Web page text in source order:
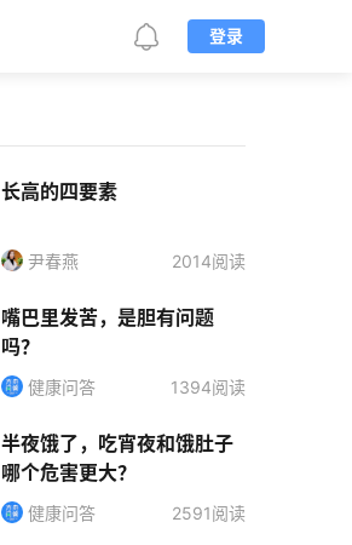
登录
长高的四要素
尹春燕 2014阅读
嘴巴里发苦，是胆有问题
吗？
健康问答 1394阅读
半夜饿了，吃宵夜和饿肚子
哪个危害更大？
健康问答 2591阅读